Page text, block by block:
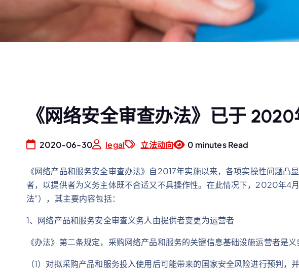
《网络安全审查办法》已于
2020-06-30 legal 立法动向 0 minutes Read
《网络产品和服务安全审查办法》自2017年实施以来，各项实操性问题
者，以提供者为义务主体既不合适又不具操作性。在此情况下，2020年4
法”），其主要内容包括：
1、网络产品和服务安全审查义务人由提供者变更为运营者
《办法》第二条规定，采购网络产品和服务的关键信息基础设施运营者是义
（1）对拟采购产品和服务投入使用后可能带来的国家安全风险进行预判